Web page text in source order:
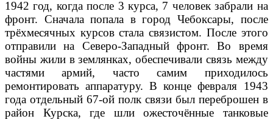
1942 год, когда после 3 курса, 7 человек забрали на
фронт. Сначала попала в город Чебоксары, после
трёхмесячных курсов стала связистом. После этого
отправили на Северо-Западный фронт. Во время
войны жили в землянках, обеспечивали связь между
частями армий, часто самим приходилось
ремонтировать аппаратуру. В конце февраля 1943
года отдельный 67-ой полк связи был переброшен в
район Курска, где шли ожесточённые танковые